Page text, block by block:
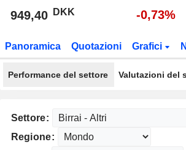
949,40 DKK -0,73%
Panoramica Quotazioni Grafici
Performance del settore Valutazioni del
Settore:
Regione: